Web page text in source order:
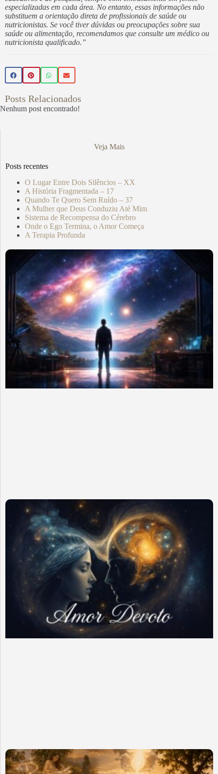
especializadas em cada área. No entanto, essas informações não
substituem a orientação direta de profissionais de saúde ou
nutricionistas. Se você tiver dúvidas ou preocupações sobre sua
saúde ou alimentação, recomendamos que consulte um médico ou
nutricionista qualificado.”
Posts Relacionados
Nenhum post encontrado!
Veja Mais
Posts recentes
O Lugar Entre Dois Silêncios – XX
A História Fragmentada – 17
Quando Te Quero Sem Ruído – 37
A Mulher que Deus Conduziu Até Mim
Sistema de Recompensa do Cérebro
Onde o Ego Termina, o Amor Começa
A Terapia Profunda